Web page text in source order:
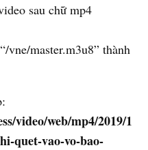
sau chữ mp4
vne/master.m3u8” thành
video/web/mp4/2019/1
quet-vao-vo-bao-